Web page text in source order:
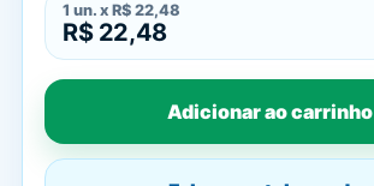
1 un. x R$ 22,48
R$ 22,48
Adicionar ao carrinho